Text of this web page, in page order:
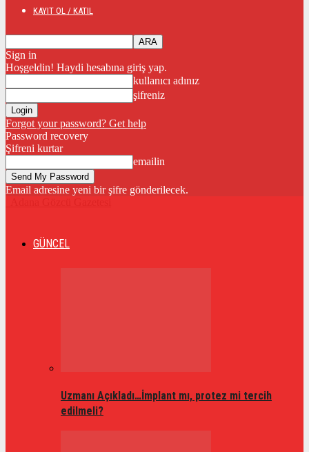
KAYIT OL / KATIL
Sign in
Hoşgeldin! Haydi hesabına giriş yap.
kullanıcı adınız
şifreniz
Forgot your password? Get help
Password recovery
Şifreni kurtar
emailin
Email adresine yeni bir şifre gönderilecek.
GÜNCEL
Uzmanı Açıkladı…İmplant mı, protez mi tercih
edilmeli?